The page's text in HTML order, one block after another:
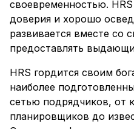
своевременностью.
доверия и хорошо
развивается вместе со
предоставлять
HRS гордится своим
наиболее
сетью подрядчиков, от
планировщиков до